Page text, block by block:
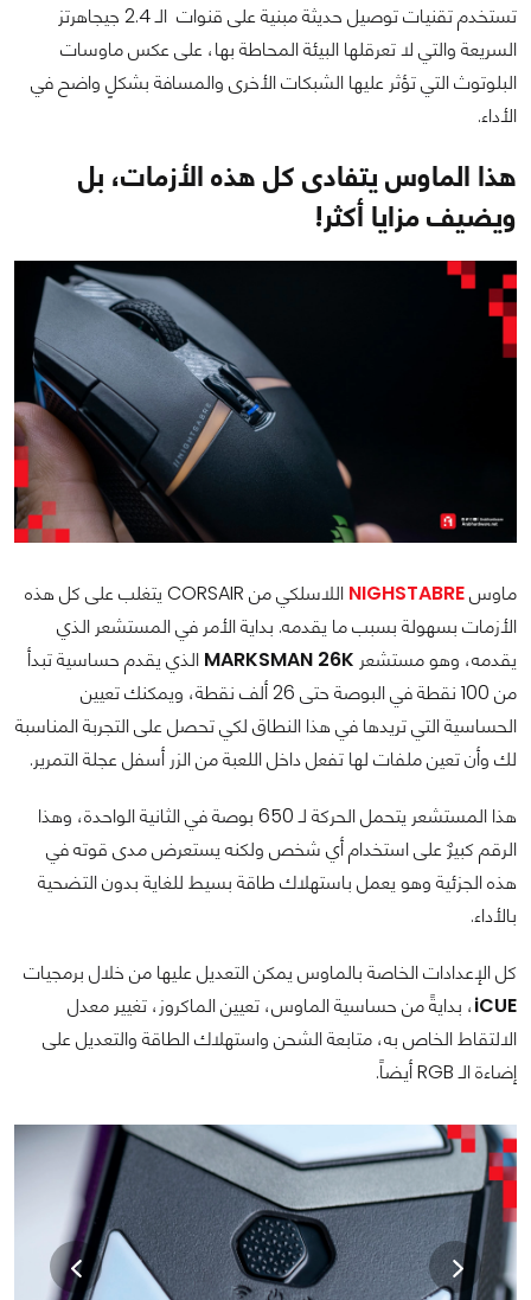
تستخدم تقنيات توصيل حديثة مبنية على قنوات الـ 2.4 جيجاهرتز
السريعة والتي لا تعرقلها البيئة المحاطة بها، على عكس ماوسات
البلوتوث التي تؤثر عليها الشبكات الأخرى والمسافة بشكلٍ واضح في
الأداء.
هذا الماوس يتفادى كل هذه الأزمات، بل
ويضيف مزايا أكثر!
ماوسNIGHSTABRE
اللاسلكي من CORSAIR يتغلب على كل هذه
الأزمات بسهولة بسبب ما يقدمه. بداية الأمر في المستشعر الذي
يقدمه، وهو مستشعر MARKSMAN 26K الذي يقدم حساسية تبدأ
من 100 نقطة في البوصة حتى 26 ألف نقطة، ويمكنك تعيين
الحساسية التي تريدها في هذا النطاق لكي تحصل على التجربة المناسبة
لك وأن تعين ملفات لها تفعل داخل اللعبة من الزر أسفل عجلة التمرير.
هذا المستشعر يتحمل الحركة لـ 650 بوصة في الثانية الواحدة، وهذا
الرقم كبيرٌ على استخدام أي شخص ولكنه يستعرض مدى قوته في
هذه الجزئية وهو يعمل باستهلاك طاقة بسيط للغاية بدون التضحية
بالأداء.
كل الإعدادات الخاصة بالماوس يمكن التعديل عليها من خلال برمجيات
iCUE، بدايةً من حساسية الماوس، تعيين الماكروز، تغيير معدل
الالتقاط الخاص به، متابعة الشحن واستهلاك الطاقة والتعديل على
إضاءة الـ RGB أيضاً.